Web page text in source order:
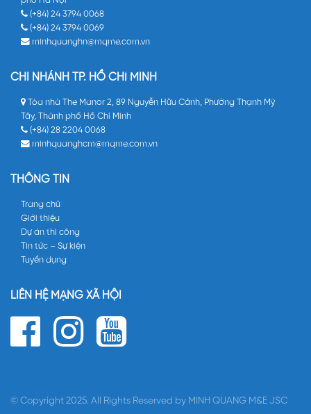
(+84) 24 3794 0068
(+84) 24 3794 0069
minhquanghn@mqme.com.vn
CHI NHÁNH TP. HỒ CHÍ MINH
Tòa nhà The Manor 2, 89 Nguyễn Hữu Cảnh, Phường Thạnh Mỹ
Tây, Thành phố Hồ Chí Minh
(+84) 28 2204 0068
minhquanghcm@mqme.com.vn
THÔNG TIN
Trang chủ
Giới thiệu
Dự án thi công
Tin tức – Sự kiện
Tuyển dụng
LIÊN HỆ MẠNG XÃ HỘI
© Copyright 2025. All Rights Reserved by MINH QUANG M&E JSC